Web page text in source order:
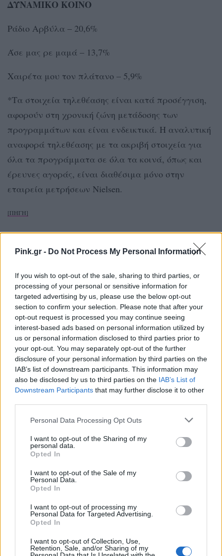
Pink.gr - Do Not Process My Personal Information
If you wish to opt-out of the sale, sharing to third parties, or
processing of your personal or sensitive information for
targeted advertising by us, please use the below opt-out
section to confirm your selection. Please note that after your
opt-out request is processed you may continue seeing
interest-based ads based on personal information utilized by
us or personal information disclosed to third parties prior to
your opt-out. You may separately opt-out of the further
disclosure of your personal information by third parties on the
IAB’s list of downstream participants. This information may
also be disclosed by us to third parties on the IAB’s List of
Downstream Participants that may further disclose it to other
Personal Data Processing Opt Outs
I want to opt-out of the Sharing of my
personal data.
Opted In
I want to opt-out of the Sale of my
Personal Data.
Opted In
I want to opt-out of processing my
Personal Data for Targeted Advertising.
Opted In
I want to opt-out of Collection, Use,
Retention, Sale, and/or Sharing of my
ΔΥΝΑΜΙΚΟ ΚΟΙΝΟ
Ράδιο Αρβύλα – 20,6%
Άσε μας ρε μαμά – 13,7%
Χαιρέτα μου τον πλάτανο – 5,9%
*Τα στοιχεία τηλεθέασης είναι κατά προσέγγιση,
αφορούν στη χρονική ζώνη μετάδοσης των
προγραμμάτων και είναι ενδεικτικά. Η αναλυτική
αναφορά τηλεθέασης με τα ακριβή στοιχεία για
όλα τα προγράμματα σε όλα τα κοινά, όπως και
έρευνες αγοράς, είναι διαθέσιμα μόνο στην
εταιρεία μετρήσεων Nielsen.
[ΠΗΓΗ]
ΔΙΑΦΗΜΙΣΗ
Ακολουθήστε το Pink.gr στο Google Newsκαι
Ακολουθήστε το Pink.gr και στοInstagram